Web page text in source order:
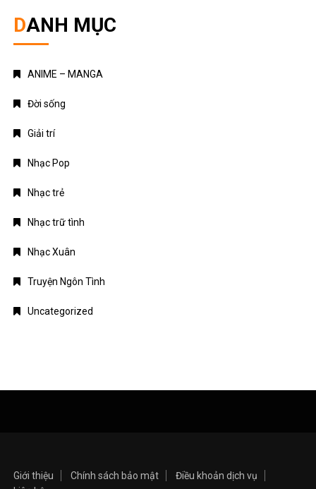
DANH MỤC
ANIME – MANGA
Đời sống
Giải trí
Nhạc Pop
Nhạc trẻ
Nhạc trữ tình
Nhạc Xuân
Truyện Ngôn Tình
Uncategorized
Giới thiệu Chính sách bảo mật
Điều khoản dịch vụ